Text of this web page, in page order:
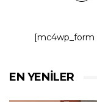
[mc4wp_form
EN YENILER